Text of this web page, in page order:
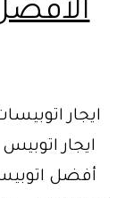
ايجار
أفضل